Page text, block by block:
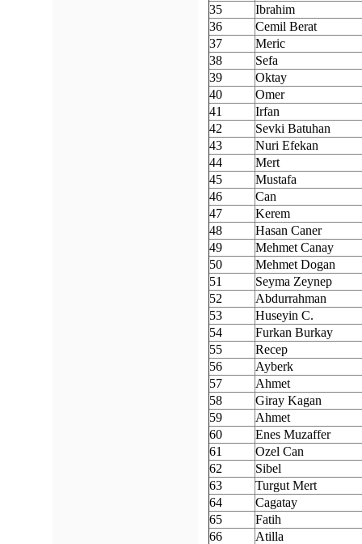
35
Ibrahim
36
Cemil Berat
37
Meric
38
Sefa
39
Oktay
40
Omer
41
Irfan
42
Sevki Batuhan
43
Nuri Efekan
44
Mert
45
Mustafa
46
Can
47
Kerem
48
Hasan Caner
49
Mehmet Canay
50
Mehmet Dogan
51
Seyma Zeynep
52
Abdurrahman
53
Huseyin C.
54
Furkan Burkay
55
Recep
56
Ayberk
57
Ahmet
58
Giray Kagan
59
Ahmet
60
Enes Muzaffer
61
Ozel Can
62
Sibel
63
Turgut Mert
64
Cagatay
65
Fatih
66
Atilla